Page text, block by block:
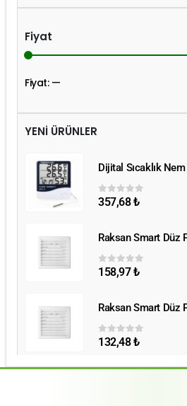
Fiyat
Fiyat: —
YENİ ÜRÜNLER
05 üzerinden
357,68₺
0 5 üzerinden
158,97₺
05 üzerinden
132,48₺